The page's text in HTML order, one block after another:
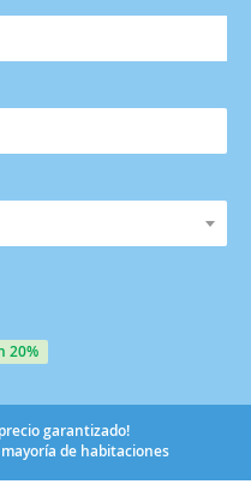
20%
garantizado!
de habitaciones